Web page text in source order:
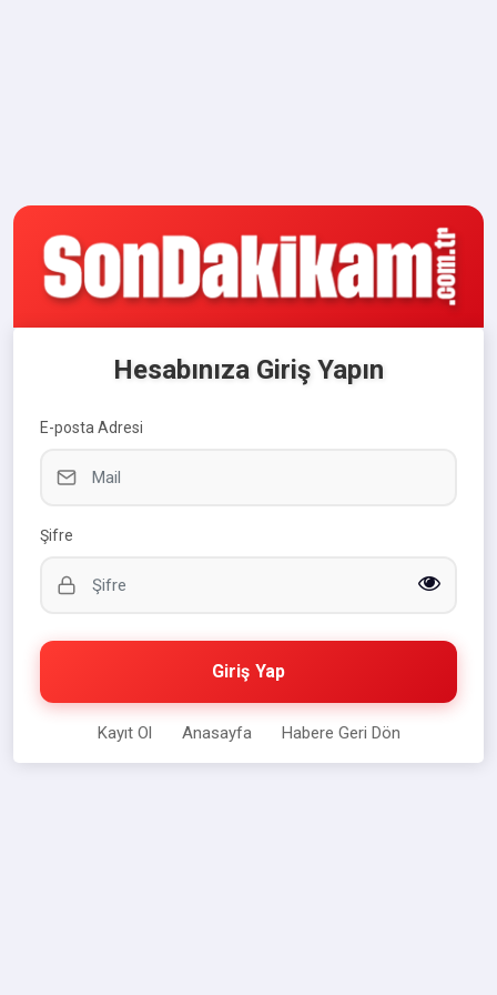
Hesabınıza Giriş Yapın
E-posta Adresi
Şifre
Giriş Yap
Kayıt Ol Anasayfa Habere Geri Dön